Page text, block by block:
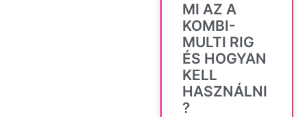
MI AZ A
KOMBI-
MULTI RIG
ÉS HOGYAN
KELL
HASZNÁLNI
?